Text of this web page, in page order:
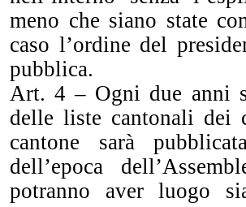
meno che siano state
caso l’ordine del
pubblica.
Art. 4 – Ogni due anni
delle liste cantonali
cantone sarà
dell’epoca
potranno aver luogo